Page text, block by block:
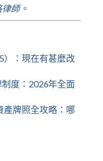
師。
）：現在有甚麼改
度：2026年全面
產牌照全攻略：哪